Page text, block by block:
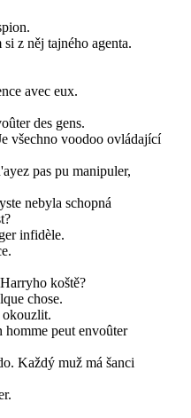
z něj tajného agenta.
avec eux.
des gens.
všechno voodoo ovládající
pas pu manipuler,
nebyla schopná
infidèle.
koště?
chose.
okouzlit.
peut envoûter
Každý muž má šanci